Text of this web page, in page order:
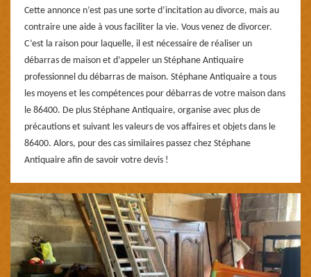
Cette annonce n’est pas une sorte d’incitation au divorce, mais au
contraire une aide à vous faciliter la vie. Vous venez de divorcer.
C’est la raison pour laquelle, il est nécessaire de réaliser un
débarras de maison et d’appeler un Stéphane Antiquaire
professionnel du débarras de maison. Stéphane Antiquaire a tous
les moyens et les compétences pour débarras de votre maison dans
le 86400. De plus Stéphane Antiquaire, organise avec plus de
précautions et suivant les valeurs de vos affaires et objets dans le
86400. Alors, pour des cas similaires passez chez Stéphane
Antiquaire afin de savoir votre devis !